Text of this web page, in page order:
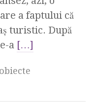
a faptului că
turistic. După
a […]